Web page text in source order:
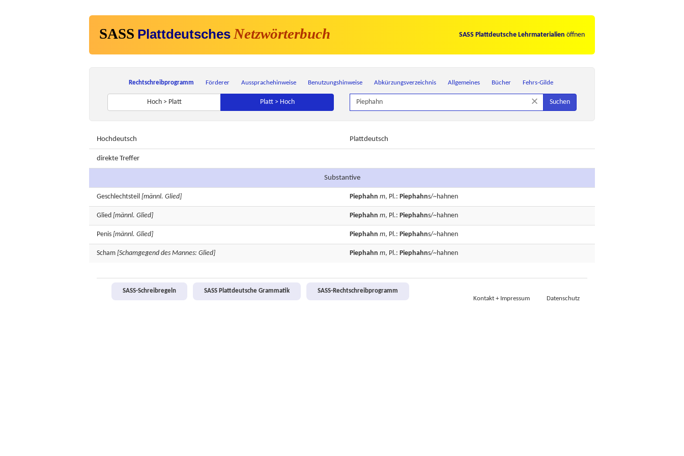
SASS Plattdeutsches Netzwörterbuch SASS Plattdeutsche Lehrmaterialien öffnen
Rechtschreibprogramm Förderer Aussprachehinweise Benutzungshinweise Abkürzungsverzeichnis Allgemeines Bücher Fehrs-Gilde
Hoch > Platt Platt > Hoch × Suchen
Hochdeutsch Plattdeutsch
direkte Treffer
Substantive
Geschlechtsteil [männl. Glied] Piephahn m, Pl.: Piephahns/~hahnen
Glied [männl. Glied] Piephahn m, Pl.: Piephahns/~hahnen
Penis [männl. Glied] Piephahn m, Pl.: Piephahns/~hahnen
Scham [Schamgegend des Mannes: Glied] Piephahn m, Pl.: Piephahns/~hahnen
SASS-Schreibregeln SASS Plattdeutsche Grammatik
SASS-Rechtschreibprogramm
Kontakt + Impressum
Datenschutz